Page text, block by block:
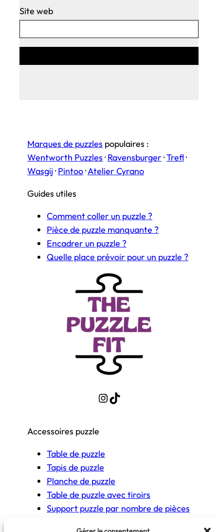
Site web
Marques de puzzles populaires :
Wentworth Puzzles ·Ravensburger ·Trefl·
Wasgij·Pintoo·Atelier Cyrano
Guides utiles
Comment coller un puzzle ?
Pièce de puzzle manquante ?
Encadrer un puzzle ?
Quelle place prévoir pour un puzzle ?
InstagramTikTok
Accessoires puzzle
Table de puzzle
Tapis de puzzle
Planche de puzzle
Table de puzzle avec tiroirs
Support puzzle par nombre de pièces